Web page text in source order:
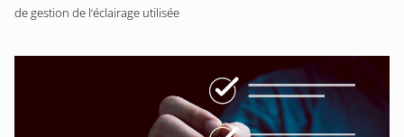
de gestion de l‘éclairage utilisée